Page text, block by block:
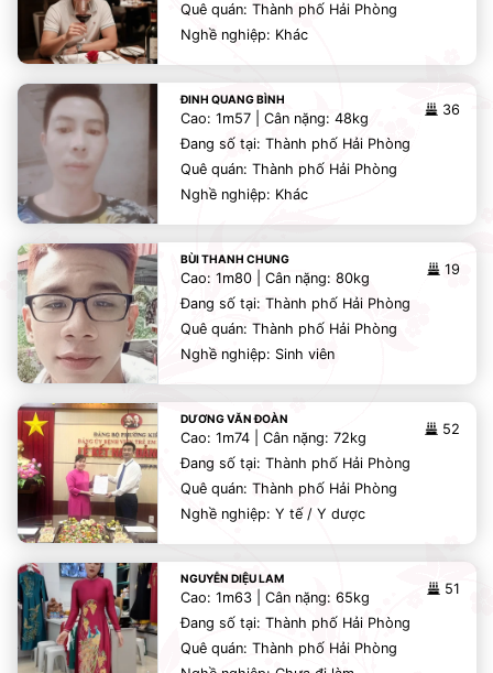
Quê quán: Thành phố Hải Phòng
Nghề nghiệp: Khác
ĐINH QUANG BÌNH
36
Cao: 1m57 | Cân nặng: 48kg
Đang số tại: Thành phố Hải Phòng
Quê quán: Thành phố Hải Phòng
Nghề nghiệp: Khác
BÙI THANH CHUNG
19
Cao: 1m80 | Cân nặng: 80kg
Đang số tại: Thành phố Hải Phòng
Quê quán: Thành phố Hải Phòng
Nghề nghiệp: Sinh viên
DƯƠNG VĂN ĐOÀN
52
Cao: 1m74 | Cân nặng: 72kg
Đang số tại: Thành phố Hải Phòng
Quê quán: Thành phố Hải Phòng
Nghề nghiệp: Y tế / Y dược
NGUYỄN DIỆU LAM
51
Cao: 1m63 | Cân nặng: 65kg
Đang số tại: Thành phố Hải Phòng
Quê quán: Thành phố Hải Phòng